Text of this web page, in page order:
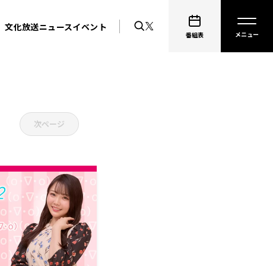
文化放送ニュースイベント
番組表
次ページ